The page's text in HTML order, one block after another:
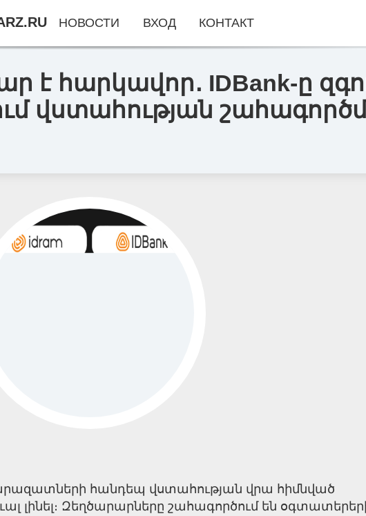
է հարկավոր․ IDBank-ը
վստահության
հանդեպ վստահության վրա հիմնված
լինել։ Զեղծարարները շահագործում են
НОВОСТИ ВХОД КОНТАКТ